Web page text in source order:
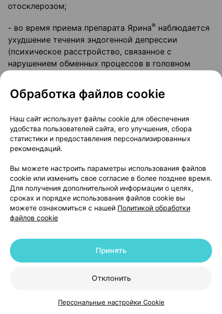
КаталогКорзинаИзбранноеПрофиль
отосклерозом;
- во время приема препарата Ярина® наблюдается
ухудшение течения эндогенной депрессии
(психическое расстройство, связанное с
нарушением обменных процессов в головном
колита (воспалительное заболевание кишечника);
(внезапный отек, например век, рта, горла и т.п.),
так как эстрогены могут вызывать или ухудшать
симптомы ангионевротического отека;
- имеются острые или хронические нарушения
функции печени, в таком случае Ваш врач может
отменить прием препарата Ярина®до
нормализации показателей функции печени;
- рецидив (повторное появление) холестатической
предшествующей беременности или предыдущего
приема половых гормонов. В таком случае Вам
и обратиться к врачу;
- сахарный диабет. В этом случае Вы должны
Обработка файлов cookie
Наш сайт использует файлы cookie для обеспечения
удобства пользователей сайта, его улучшения, сбора
статистики и предоставления персонализированных
рекомендаций.
Вы можете настроить параметры использования файлов
cookie или изменить свое согласие в более позднее время.
Для получения дополнительной информации о целях,
сроках и порядке использования файлов cookie вы
можете ознакомиться с нашей Политикой обработки
файлов cookie
Отклонить
Принять
Персональные настройки Cookie